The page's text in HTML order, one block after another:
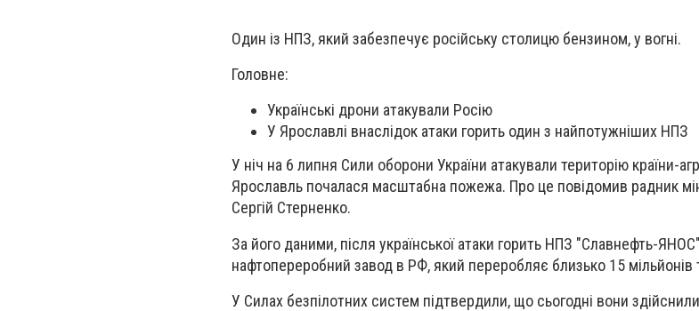
Один із НПЗ, який забезпечує російську столицю бензином, у вогні.
Головне:
Українські дрони атакували Росію
У Ярославлі внаслідок атаки горить один з найпотужніших НПЗ
У ніч на 6 липня Сили оборони України атакували територію країни-
Ярославль почалася масштабна пожежа. Про це повідомив радник
Сергій Стерненко.
За його даними, після української атаки горить НПЗ "Славнефть-
нафтопереробний завод в РФ, який переробляє близько 15 мільйонів
У Силах безпілотних систем підтвердили, що сьогодні вони